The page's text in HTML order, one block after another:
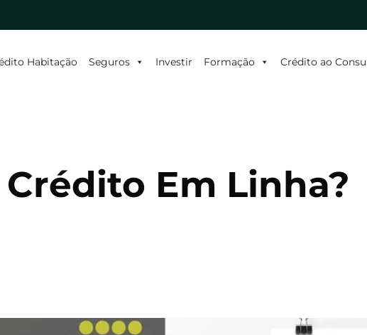
Habitação Seguros Investir Formação Crédito ao
Crédito Em Linha?